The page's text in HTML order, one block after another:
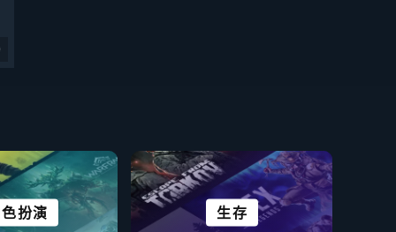
扮演 生存
小说 科幻及赛博朋克
恐怖 开放世界
解谜 剧情丰富